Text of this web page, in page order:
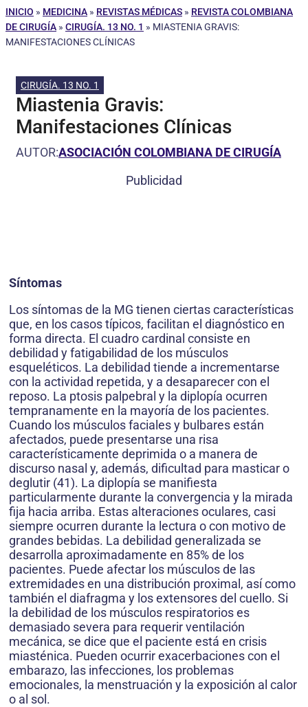
INICIO » MEDICINA » REVISTAS MÉDICAS » REVISTA COLOMBIANA
DE CIRUGÍA » CIRUGÍA. 13 NO. 1 » MIASTENIA GRAVIS:
MANIFESTACIONES CLÍNICAS
CIRUGÍA. 13 NO. 1
Miastenia Gravis:
Manifestaciones Clínicas
AUTOR:ASOCIACIÓN COLOMBIANA DE CIRUGÍA
Publicidad
Síntomas
Los síntomas de la MG tienen ciertas características
que, en los casos típicos, facilitan el diagnóstico en
forma directa. El cuadro cardinal consiste en
debilidad y fatigabilidad de los músculos
esqueléticos. La debilidad tiende a incrementarse
con la actividad repetida, y a desaparecer con el
reposo. La ptosis palpebral y la diplopía ocurren
tempranamente en la mayoría de los pacientes.
Cuando los músculos faciales y bulbares están
afectados, puede presentarse una risa
característicamente deprimida o a manera de
discurso nasal y, además, dificultad para masticar o
deglutir (41). La diplopía se manifiesta
particularmente durante la convergencia y la mirada
fija hacia arriba. Estas alteraciones oculares, casi
siempre ocurren durante la lectura o con motivo de
grandes bebidas. La debilidad generalizada se
desarrolla aproximadamente en 85% de los
pacientes. Puede afectar los músculos de las
extremidades en una distribución proximal, así como
también el diafragma y los extensores del cuello. Si
la debiIidad de los músculos respiratorios es
demasiado severa para requerir ventilación
mecánica, se dice que el paciente está en crisis
miasténica. Pueden ocurrir exacerbaciones con el
embarazo, las infecciones, los problemas
emocionales, la menstruación y la exposición al calor
o al sol.